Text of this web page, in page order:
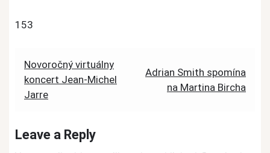
153
Post
navigation
Novoročný virtuálny
koncert Jean-Michel
Jarre
Adrian Smith spomína
na Martina Bircha
Leave a Reply